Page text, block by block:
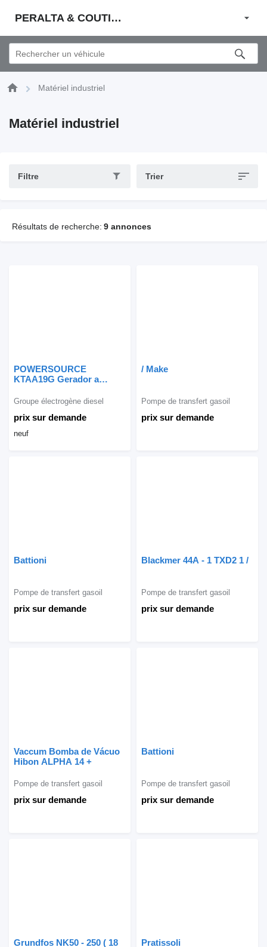
PERALTA & COUTINHO S.A.
Matériel industriel
Matériel industriel
Filtre Trier
Résultats de recherche: 9 annonces
POWERSOURCE
KTAA19G Gerador a
prix sur demande
Groupe électrogène diesel
neuf
/ Make
prix sur demande
Pompe de transfert gasoil
Battioni
prix sur demande
Pompe de transfert gasoil
Blackmer 44A - 1 TXD2 1 /
prix sur demande
Pompe de transfert gasoil
Vaccum Bomba de Vácuo
Hibon ALPHA 14 +
prix sur demande
Pompe de transfert gasoil
Battioni
prix sur demande
Pompe de transfert gasoil
Grundfos NK50 - 250 ( 18 Pratissoli